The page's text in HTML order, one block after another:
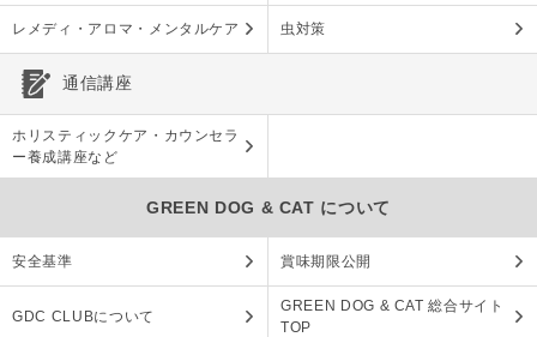
レメディ・アロマ・メンタルケア 虫対策
通信講座
ホリスティックケア・カウンセラ
ー養成講座など
GREEN DOG & CAT について
安全基準 賞味期限公開
GDC CLUBについて
GREEN DOG & CAT 総合サイト
TOP